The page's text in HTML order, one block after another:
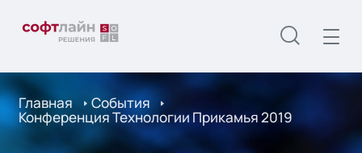
Главная События
Конференция Технологии Прикамья 2019